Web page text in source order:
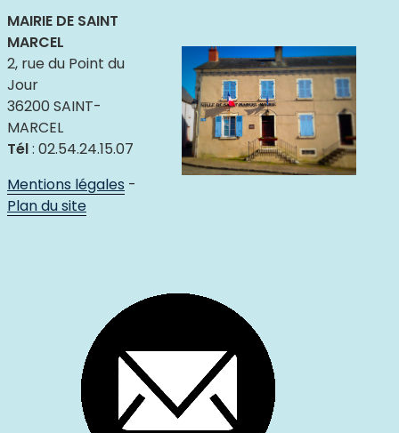
MAIRIE DE SAINT
MARCEL
2, rue du Point du
Jour
36200 SAINT-
MARCEL
Tél: 02.54.24.15.07
Mentions légales -
Plan du site